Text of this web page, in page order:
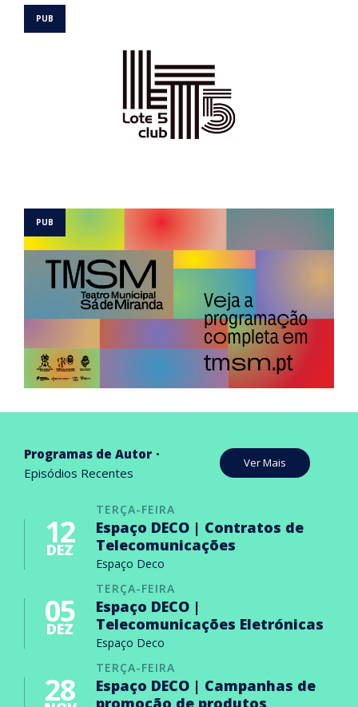
Programas de Autor
Episódios Recentes
Ver Mais
TERÇA-FEIRA
12
DEZ
Espaço DECO | Contratos de
Telecomunicações
Espaço Deco
TERÇA-FEIRA
05
DEZ
Espaço DECO |
Telecomunicações Eletrónicas
Espaço Deco
TERÇA-FEIRA
28
Espaço DECO | Campanhas de
promoção de produtos